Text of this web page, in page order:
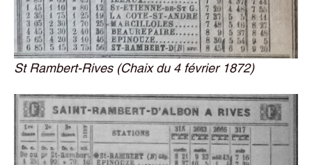
St Rambert-Rives (Chaix du 4 février 1872)